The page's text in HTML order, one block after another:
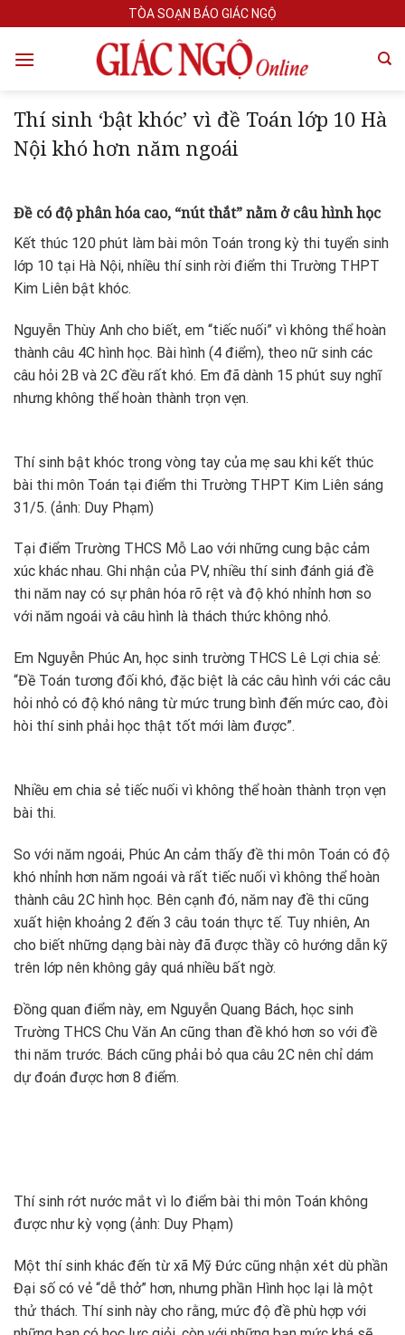
to
content
TÒA SOẠN BÁO GIÁC NGỘ
Thí sinh ‘bật khóc’ vì đề Toán lớp 10 Hà
Nội khó hơn năm ngoái
Đề có độ phân hóa cao, “nút thắt” nằm ở câu hình học
Kết thúc 120 phút làm bài môn Toán trong kỳ thi tuyển sinh
lớp 10 tại Hà Nội, nhiều thí sinh rời điểm thi Trường THPT
Kim Liên bật khóc.
Nguyễn Thùy Anh cho biết, em “tiếc nuối” vì không thể hoàn
thành câu 4C hình học. Bài hình (4 điểm), theo nữ sinh các
câu hỏi 2B và 2C đều rất khó. Em đã dành 15 phút suy nghĩ
nhưng không thể hoàn thành trọn vẹn.
Thí sinh bật khóc trong vòng tay của mẹ sau khi kết thúc
bài thi môn Toán tại điểm thi Trường THPT Kim Liên sáng
31/5. (ảnh: Duy Phạm)
Tại điểm Trường THCS Mỗ Lao với những cung bậc cảm
xúc khác nhau. Ghi nhận của PV, nhiều thí sinh đánh giá đề
thi năm nay có sự phân hóa rõ rệt và độ khó nhỉnh hơn so
với năm ngoái và câu hình là thách thức không nhỏ.
Em Nguyễn Phúc An, học sinh trường THCS Lê Lợi chia sẻ:
“Đề Toán tương đối khó, đặc biệt là các câu hình với các câu
hỏi nhỏ có độ khó nâng từ mức trung bình đến mức cao, đòi
hòi thí sinh phải học thật tốt mới làm được”.
Nhiều em chia sẻ tiếc nuối vì không thể hoàn thành trọn vẹn
bài thi.
So với năm ngoái, Phúc An cảm thấy đề thi môn Toán có độ
khó nhỉnh hơn năm ngoái và rất tiếc nuối vì không thể hoàn
thành câu 2C hình học. Bên cạnh đó, năm nay đề thi cũng
xuất hiện khoảng 2 đến 3 câu toán thực tế. Tuy nhiên, An
cho biết những dạng bài này đã được thầy cô hướng dẫn kỹ
trên lớp nên không gây quá nhiều bất ngờ.
Đồng quan điểm này, em Nguyễn Quang Bách, học sinh
Trường THCS Chu Văn An cũng than đề khó hơn so với đề
thi năm trước. Bách cũng phải bỏ qua câu 2C nên chỉ dám
dự đoán được hơn 8 điểm.
Thí sinh rớt nước mắt vì lo điểm bài thi môn Toán không
được như kỳ vọng (ảnh: Duy Phạm)
Một thí sinh khác đến từ xã Mỹ Đức cũng nhận xét dù phần
Đại số có vẻ “dễ thở” hơn, nhưng phần Hình học lại là một
thử thách. Thí sinh này cho rằng, mức độ đề phù hợp với